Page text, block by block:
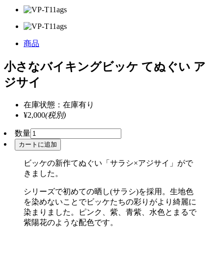
商品
小さなバイキングビッケ てぬぐい ア
ジサイ
在庫状態：在庫有り
¥2,000(税別)
数量
ビッケの新作てぬぐい「サラシ×アジサイ」がで
きました。
シリーズで初めての晒し(サラシ)を採用。生地色
を染めないことでビッケたちの彩りがより綺麗に
染まりました。ピンク、紫、青紫、水色とまるで
紫陽花のような配色です。